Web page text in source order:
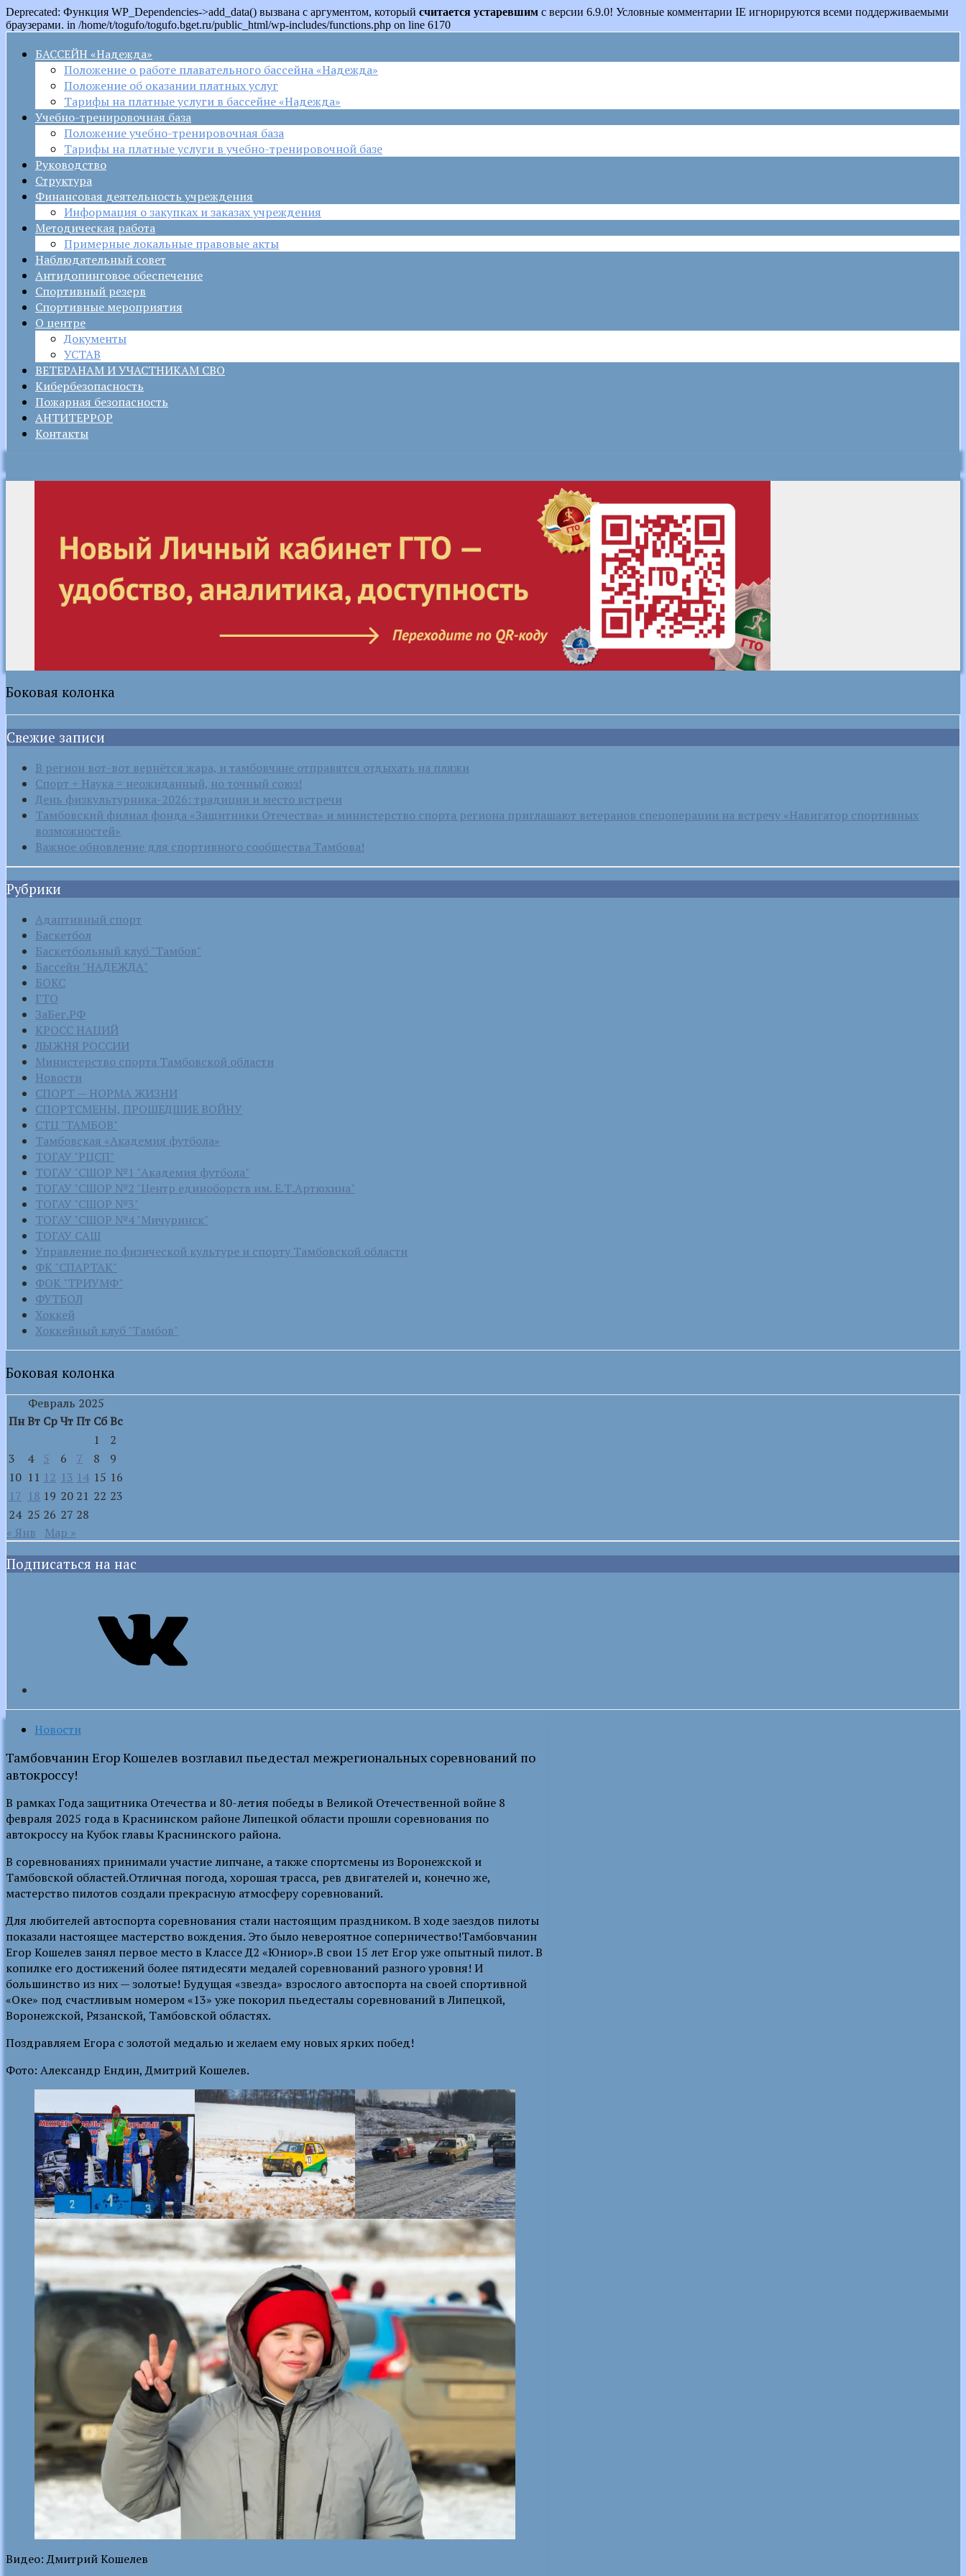
Deprecated: Функция WP_Dependencies->add_data() вызвана с аргументом, который считается устаревшим с версии 6.9.0! Условные комментарии IE игнорируются всеми поддерживаемыми
браузерами. in /home/t/togufo/togufo.bget.ru/public_html/wp-includes/functions.php on line 6170
БАССЕЙН «Надежда»
Положение о работе плавательного бассейна «Надежда»
Положение об оказании платных услуг
Тарифы на платные услуги в бассейне «Надежда»
Учебно-тренировочная база
Положение учебно-тренировочная база
Тарифы на платные услуги в учебно-тренировочной базе
Руководство
Структура
Финансовая деятельность учреждения
Информация о закупках и заказах учреждения
Методическая работа
Примерные локальные правовые акты
Наблюдательный совет
Антидопинговое обеспечение
Спортивный резерв
Спортивные мероприятия
О центре
Документы
УСТАВ
ВЕТЕРАНАМ И УЧАСТНИКАМ СВО
Кибербезопасность
Пожарная безопасность
АНТИТЕРРОР
Контакты
Боковая колонка
Свежие записи
В регион вот-вот вернётся жара, и тамбовчане отправятся отдыхать на пляжи
Спорт + Наука = неожиданный, но точный союз!
День физкультурника-2026: традиции и место встречи
Тамбовский филиал фонда «Защитники Отечества» и министерство спорта региона приглашают ветеранов спецоперации на встречу «Навигатор спортивных
возможностей»
Важное обновление для спортивного сообщества Тамбова!
Рубрики
Адаптивный спорт
Баскетбол
Баскетбольный клуб "Тамбов"
Бассейн "НАДЕЖДА"
БОКС
ГТО
ЗаБег.РФ
КРОСС НАЦИЙ
ЛЫЖНЯ РОССИИ
Министерство спорта Тамбовской области
Новости
СПОРТ — НОРМА ЖИЗНИ
СПОРТСМЕНЫ, ПРОШЕДШИЕ ВОЙНУ
СТЦ "ТАМБОВ"
Тамбовская «Академия футбола»
ТОГАУ "РЦСП"
ТОГАУ "СШОР №1 "Академия футбола"
ТОГАУ "СШОР №2 "Центр единоборств им. Е.Т.Артюхина"
ТОГАУ "СШОР №3"
ТОГАУ "СШОР №4 "Мичуринск"
ТОГАУ САШ
Управление по физической культуре и спорту Тамбовской области
ФК "СПАРТАК"
ФОК "ТРИУМФ"
ФУТБОЛ
Хоккей
Хоккейный клуб "Тамбов"
Боковая колонка
Февраль 2025
ПнВт СрЧтПт СбВс
1
2
3
4 5 6 7 8
9
10 11 12 13 14 15 16
17 18 19 20 21 22 23
24 25 26 27 28
« Янв
Мар »
Подписаться на нас
Новости
Тамбовчанин Егор Кошелев возглавил пьедестал межрегиональных соревнований по
автокроссу!
В рамках Года защитника Отечества и 80-летия победы в Великой Отечественной войне 8
февраля 2025 года в Краснинском районе Липецкой области прошли соревнования по
автокроссу на Кубок главы Краснинского района.
В соревнованиях принимали участие липчане, а также спортсмены из Воронежской и
Тамбовской областей.Отличная погода, хорошая трасса, рев двигателей и, конечно же,
мастерство пилотов создали прекрасную атмосферу соревнований.
Для любителей автоспорта соревнования стали настоящим праздником. В ходе заездов пилоты
показали настоящее мастерство вождения. Это было невероятное соперничество!Тамбовчанин
Егор Кошелев занял первое место в Классе Д2 «Юниор».В свои 15 лет Егор уже опытный пилот. В
копилке его достижений более пятидесяти медалей соревнований разного уровня! И
большинство из них — золотые! Будущая «звезда» взрослого автоспорта на своей спортивной
«Оке» под счастливым номером «13» уже покорил пьедесталы соревнований в Липецкой,
Воронежской, Рязанской, Тамбовской областях.
Поздравляем Егора с золотой медалью и желаем ему новых ярких побед!
Фото: Александр Ендин, Дмитрий Кошелев.
Видео: Дмитрий Кошелев